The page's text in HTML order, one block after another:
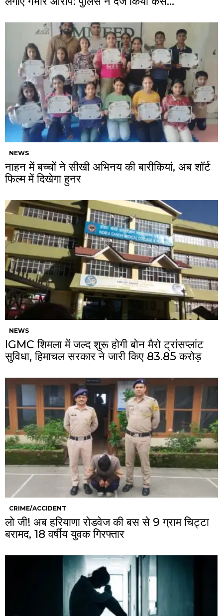
NEWS
नाहन में बच्चों ने सीखी अभिनय की बारीकियां, अब शॉर्ट
फिल्म में दिखेगा हुनर
NEWS
IGMC शिमला में जल्द शुरू होगी बोन मैरो ट्रांसप्लांट
सुविधा, हिमाचल सरकार ने जारी किए ₹83.85 करोड़
CRIME/ACCIDENT
लो जी! अब हरियाणा रोडवेज की बस से 9 ग्राम चिट्टा
बरामद, 18 वर्षीय युवक गिरफ्तार